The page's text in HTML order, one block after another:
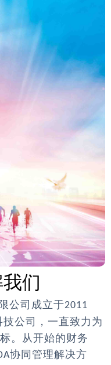
们
公司成立于2011
公司，一直致力为
。从开始的财务
协同管理解决方